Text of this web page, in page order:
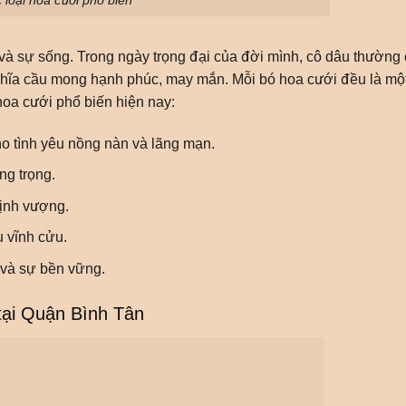
sự sống. Trong ngày trọng đại của đời mình, cô dâu thường
cầu mong hạnh phúc, may mắn. Mỗi bó hoa cưới đều là
cưới phổ biến hiện nay:
tình yêu nồng nàn và lãng mạn.
trọng.
vượng.
vĩnh cửu.
sự bền vững.
Quận Bình Tân